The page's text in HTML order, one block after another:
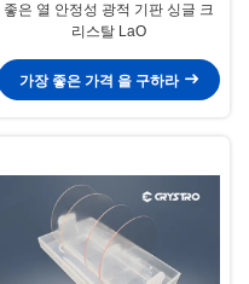
좋은 열 안정성 광적 기판 싱글 크
리스탈 LaO
가장 좋은 가격 을 구하라